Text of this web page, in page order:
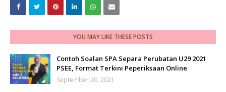
YOU MAY LIKE THESE POSTS
Contoh Soalan SPA Separa Perubatan U29 2021
PSEE, Format Terkini Peperiksaan Online
September 20, 2021